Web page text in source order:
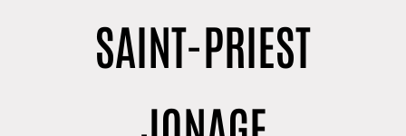
SAINT-PRIEST